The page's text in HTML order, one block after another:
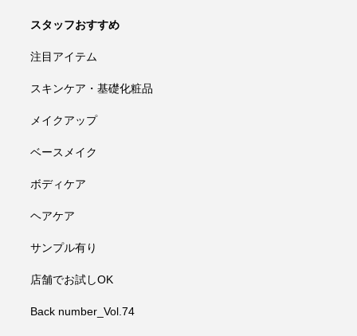
スタッフおすすめ
注目アイテム
スキンケア・基礎化粧品
メイクアップ
ベースメイク
ボディケア
ヘアケア
サンプル有り
店舗でお試しOK
Back number_Vol.74